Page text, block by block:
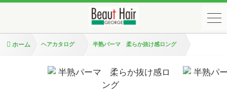
ホーム ヘアカタログ 半熟パーマ 柔らか抜け感ロング